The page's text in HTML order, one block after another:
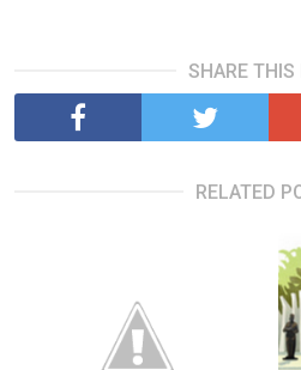
SHARE THIS
RELATED